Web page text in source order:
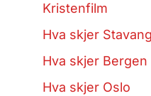
Kristenfilm
Hva skjer
Hva skjer Bergen
Hva skjer Oslo